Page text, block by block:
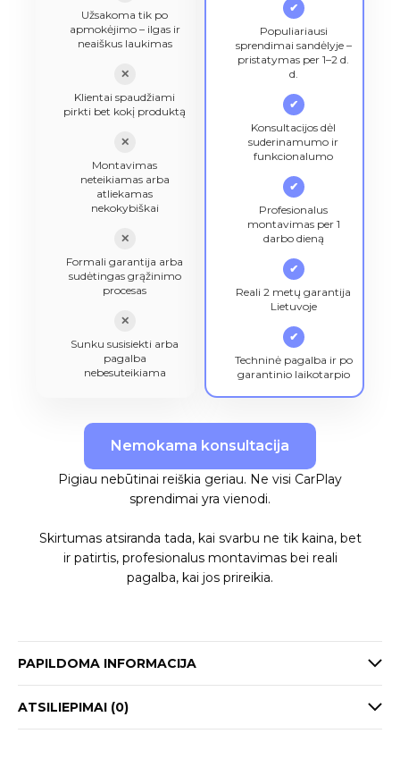
Užsakoma tik po
apmokėjimo – ilgas ir
neaiškus laukimas
✕
Klientai spaudžiami
pirkti bet kokį produktą
✕
Montavimas
neteikiamas arba
atliekamas
nekokybiškai
✕
Formali garantija arba
sudėtingas grąžinimo
procesas
✕
Sunku susisiekti arba
pagalba
nebesuteikiama
✔
Populiariausi
sprendimai sandėlyje –
pristatymas per 1–2 d.
d.
✔
Konsultacijos dėl
suderinamumo ir
funkcionalumo
✔
Profesionalus
montavimas per 1
darbo dieną
✔
Reali 2 metų garantija
Lietuvoje
✔
Techninė pagalba ir po
garantinio laikotarpio
Nemokama konsultacija
Pigiau nebūtinai reiškia geriau. Ne visi CarPlay
sprendimai yra vienodi.
Skirtumas atsiranda tada, kai svarbu ne tik kaina, bet
ir patirtis, profesionalus montavimas bei reali
pagalba, kai jos prireikia.
PAPILDOMA INFORMACIJA
ATSILIEPIMAI (0)